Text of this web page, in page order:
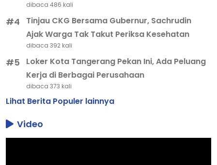
dibaca 486 kali
#4
Tinjau CKG Bersama Gubernur, Sachrudin
Ajak Warga Tak Takut Periksa Kesehatan
dibaca 392 kali
#5
Loker Kota Tangerang Pekan Ini, Ada Peluang
Kerja di Berbagai Perusahaan
dibaca 373 kali
Lihat Berita Populer lainnya
Video